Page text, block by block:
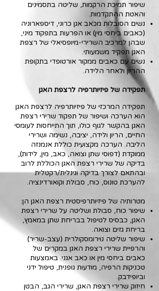
שיפור תמיכת הרקמות, שליטה בתסמינים
והאטת ההתקדמות.
נשים הסובלות מכאב אגן כרוני, דיספארוניה
(כאבים ביחסי מין) או הפרעות בתפקוד מיני,
שבהן למרכיב השרירי‑מיופסיאלי של רצפת
האגן תפקיד משמעותי.
נשים עם כאבים ממקור אורטופדי בתקופת
ההריון ולאחר הלידה.
תפקידה של פיזיותרפיה לרצפת האגן
תפקידה המרכזי של פיזיותרפיה לרצפת האגן
הוא הערכה ושיפור של תפקוד שרירי רצפת
האגן בהקשר לגוף כולו, תוך התייחסות לעומסי
החיים, הריון ולידה, יציבה, נשימה ושרירי
הליבה. הערכה מקצועית כוללת אנמנזה
ממוקדת (דפוסי שתן וצואה, כאב, מין, לידות),
בדיקה של שרירי רצפת האגן הכוללת לרוב
ובהתאם לצורך בדיקה וגינלית/רקטלית
להערכת טונוס, כוח, סבולת וקואורדינציה.
מטרותיה של פיזיותרפיסטית רצפת האגן הן:
שיפור כוח, סבולת ושליטה על שרירי רצפת
האגן, כבסיס לטיפול בבריחת שתן במאמץ,
בריחת גזים וצואה.
שיפור שליטה נוירומסקולרית (עצב-שריר)
והרפיית שרירי רצפת האגן במקרים של
כאבים ביחסי מין או כאב אגני. באמצעות
טכניקות הרפיה, מודעות גופנית, טיפול ידני
וביופידבק.
חיזוק שרירי רצפת האגן, שרירי הגב, הבטן